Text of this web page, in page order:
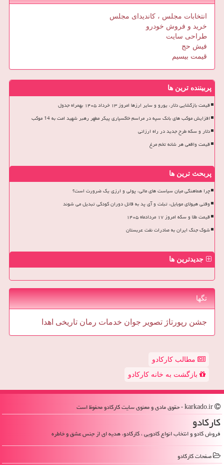
انتخابات مجلس ، کاندیدای مجلس
خرید و فروش خودرو
طراحی سایت
فیش حج
قیمت بیسیم
پربیننده ترین ها
قیمت بازگشایی دلار، یورو و سایر ارزها امروز ۱۳ خرداد ۱۴۰۵ بهمراه جدول
افزایش موکب های بانک سپه در مراسم خاکسپاری پیکر مطهر رهبر شهید امت به 14 موکب
دلار و سکه طرح جدید در راه ارزانی
قیمت واقعی هر شانه تخم مرغ
پربحث ترین ها
چرا هماهنگی میان سیاست های مالی، پولی و ارزی یک ضرورت است؟
وقتی هیولای موبایل، تبلت و آی پد به قاتل دوران کودکی تبدیل می شوند
قیمت طلا و سکه امروز ۱۷ مردادماه ۱۴۰۵
شوک جنگ ایران به صادرات نفت عربستان
جدیدترین ها
تگها
جشن رپورتاژ تصویر جوان خدمات رمان تاریخی اهدا
مطالب کارکادو
بازگشت به خانه کارکادو
كاركادو
فروش کادو و انتخاب انواع کادویی ، کارکادو، هدیه ای از جنس عشق و خاطره
صفحات كاركادو